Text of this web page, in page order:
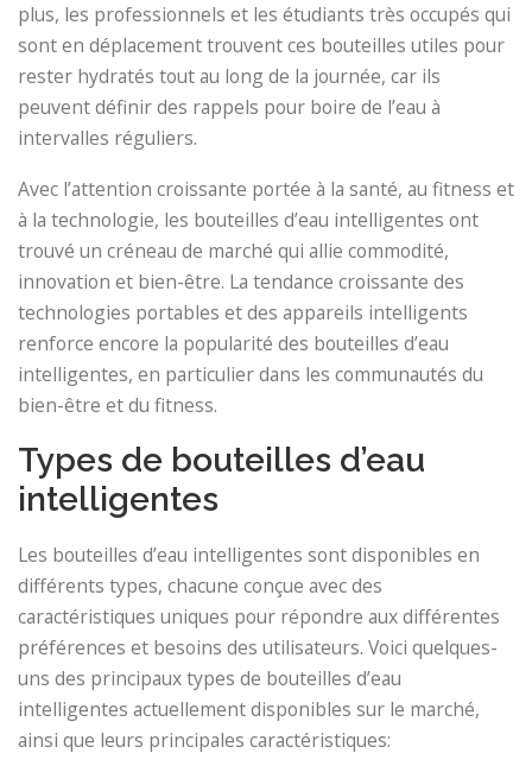
plus, les professionnels et les étudiants très occupés qui
sont en déplacement trouvent ces bouteilles utiles pour
rester hydratés tout au long de la journée, car ils
peuvent définir des rappels pour boire de l’eau à
intervalles réguliers.
Avec l’attention croissante portée à la santé, au fitness et
à la technologie, les bouteilles d’eau intelligentes ont
trouvé un créneau de marché qui allie commodité,
innovation et bien-être. La tendance croissante des
technologies portables et des appareils intelligents
renforce encore la popularité des bouteilles d’eau
intelligentes, en particulier dans les communautés du
bien-être et du fitness.
Types de bouteilles d’eau
intelligentes
Les bouteilles d’eau intelligentes sont disponibles en
différents types, chacune conçue avec des
caractéristiques uniques pour répondre aux différentes
préférences et besoins des utilisateurs. Voici quelques-
uns des principaux types de bouteilles d’eau
intelligentes actuellement disponibles sur le marché,
ainsi que leurs principales caractéristiques: